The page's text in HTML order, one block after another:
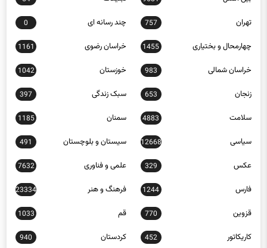
بین الملل 9681 تبلیغات 54
تهران 757 چند رسانه ای 0
چهارمحال و بختیاری 1455 خراسان رضوی 1161
خراسان شمالی 983 خوزستان 1042
زنجان 653 سبک زندگی 397
سلامت 4883 سمنان 1185
سیاسی 12668 سیستان و بلوچستان 491
عکس 329 علمی و فناوری 7632
فارس 1244 فرهنگ و هنر 23334
قزوین 770 قم 1033